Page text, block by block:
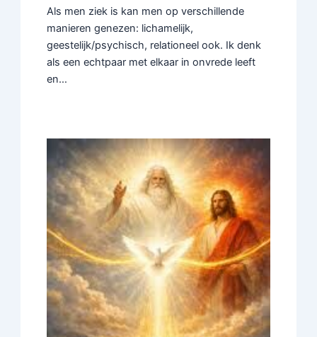
Als men ziek is kan men op verschillende
manieren genezen: lichamelijk,
geestelijk/psychisch, relationeel ook. Ik denk
als een echtpaar met elkaar in onvrede leeft
en…